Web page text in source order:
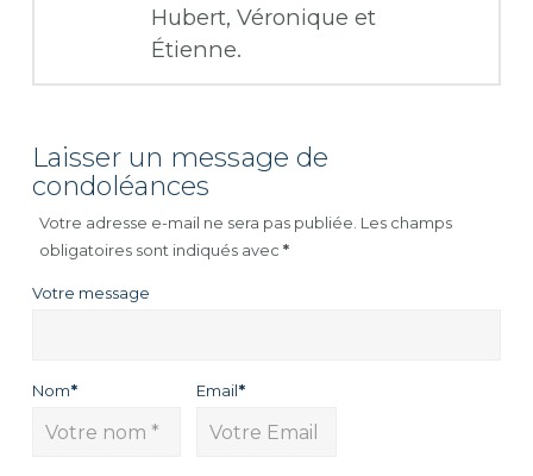
Hubert, Véronique et
Étienne.
Laisser un message de
condoléances
Votre adresse e-mail ne sera pas publiée. Les champs
obligatoires sont indiqués avec*
Votre message
Nom* Email*